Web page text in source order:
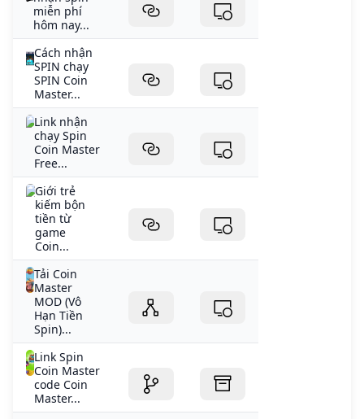
miễn phí
hôm nay...
Cách nhận
SPIN chạy
SPIN Coin
Master...
Link nhận
chạy Spin
Coin Master
Free...
Giới trẻ
kiếm bộn
tiền từ
game
Coin...
Tải Coin
Master
MOD (Vô
Hạn Tiền
Spin)...
Link Spin
Coin Master
code Coin
Master...